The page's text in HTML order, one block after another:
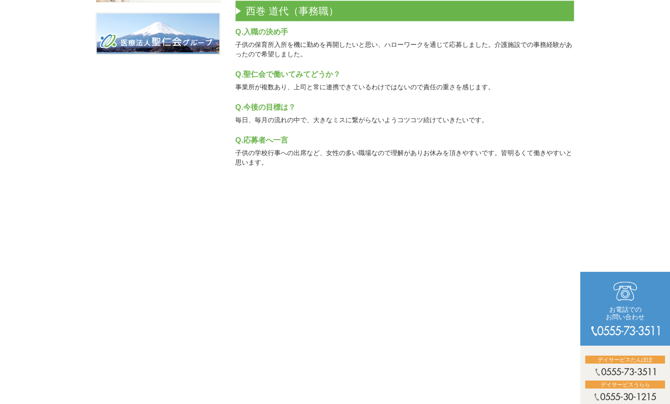
西巻 道代（事務職）
Q.入職の決め手
子供の保育所入所を機に勤めを再開したいと思い、ハローワークを通じて応募しました。介護施設での事務経験があ
ったので希望しました。
Q.聖仁会で働いてみてどうか？
事業所が複数あり、上司と常に連携できているわけではないので責任の重さを感じます。
Q.今後の目標は？
毎日、毎月の流れの中で、大きなミスに繋がらないようコツコツ続けていきたいです。
Q.応募者へ一言
子供の学校行事への出席など、女性の多い職場なので理解がありお休みを頂きやすいです。皆明るくて働きやすいと
思います。
お電話での
お問い合わせ
デイサービスたんぽぽ
デイサービスうらら